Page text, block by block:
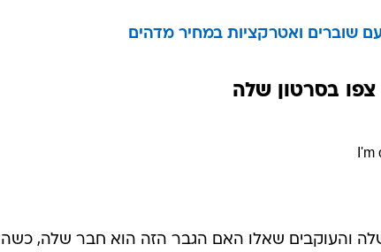
צפו בסרטון שלה
בסרטון שלה והעוקבים שאלו האם הגבר הזה הוא חבר שלה,